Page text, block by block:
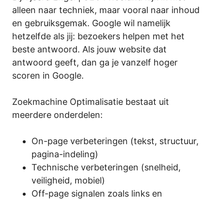
alleen naar techniek, maar vooral naar inhoud
en gebruiksgemak. Google wil namelijk
hetzelfde als jij: bezoekers helpen met het
beste antwoord. Als jouw website dat
antwoord geeft, dan ga je vanzelf hoger
scoren in Google.
Zoekmachine Optimalisatie bestaat uit
meerdere onderdelen:
On-page verbeteringen (tekst, structuur,
pagina-indeling)
Technische verbeteringen (snelheid,
veiligheid, mobiel)
Off-page signalen zoals links en